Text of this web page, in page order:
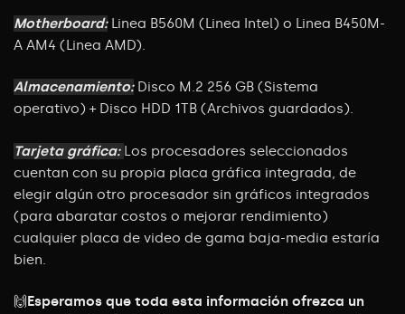
Motherboard:Linea B560M (Linea Intel) o Linea B450M-
A AM4 (Linea AMD).
Almacenamiento:Disco M.2 256 GB (Sistema
operativo) + Disco HDD 1TB (Archivos guardados).
Tarjeta gráfica: Los procesadores seleccionados
cuentan con su propia placa gráfica integrada, de
elegir algún otro procesador sin gráficos integrados
(para abaratar costos o mejorar rendimiento)
cualquier placa de video de gama baja-media estaría
bien.
🙌 Esperamos que toda esta información ofrezca un